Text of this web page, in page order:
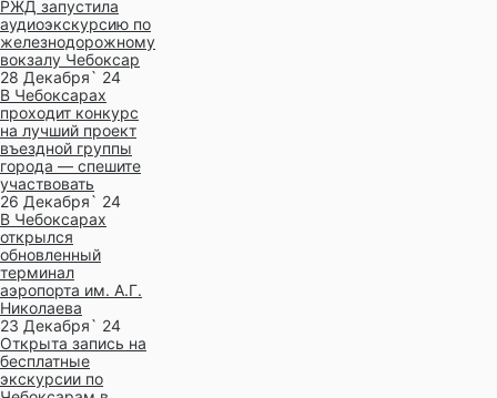
РЖД запустила
аудиоэкскурсию по
железнодорожному
вокзалу Чебоксар
28 Декабря` 24
В Чебоксарах
проходит конкурс
на лучший проект
въездной группы
города — спешите
участвовать
26 Декабря` 24
В Чебоксарах
открылся
обновленный
терминал
аэропорта им. А.Г.
Николаева
23 Декабря` 24
Открыта запись на
бесплатные
экскурсии по